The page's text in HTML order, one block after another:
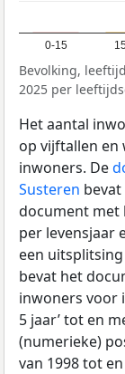
0-15
Bevolking,
2025 per
Het aantal
op vijftallen
inwoners. De
Susteren
document met
per levensjaar
een
bevat het
inwoners voor
5 jaar’ tot en
(numerieke)
van 1998 tot